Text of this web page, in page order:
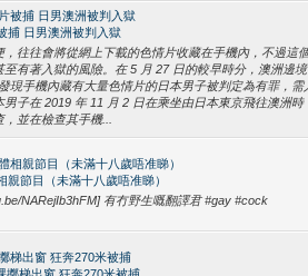
被捕 日男澳洲被判入獄
捕 日男澳洲被判入獄
，往往會將從網上下載的色情片收藏在手機內，不過這
至有著入獄的風險。在 5 月 27 日的較早時分，澳洲邊
現手機內藏有大量色情片的日本男子被判定為有罪，需
男子在 2019 年 11 月 2 日在乘坐由日本東京飛往澳洲
並在檢查其手機...
相親節目（未滿十八歲唔准睇）
親節目（未滿十八歲唔准睇）
NARejIb3hFM] 有冇野生嘅翻譯君 #gay #cock
梯出窗 狂奔270米被捕